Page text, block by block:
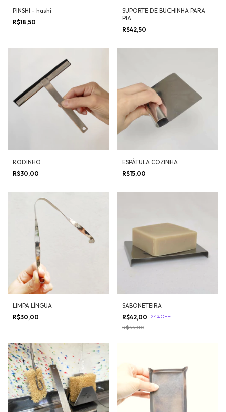
PINSHI - hashi
R$18,50
SUPORTE DE BUCHINHA PARA
PIA
R$42,50
RODINHO
R$30,00
ESPÁTULA COZINHA
R$15,00
LIMPA LÍNGUA
R$30,00
SABONETEIRA
R$42,00 -24%OFF
R$55,00